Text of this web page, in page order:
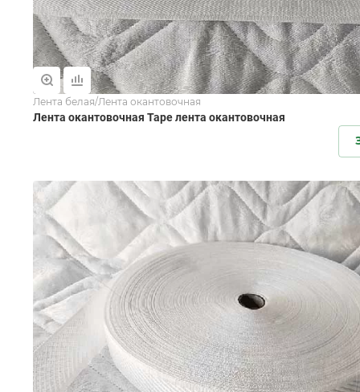
Лента белая/Лента окантовочная
Лента окантовочная Tape лента окантовочная